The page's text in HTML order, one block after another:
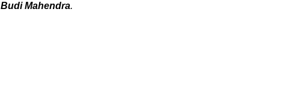
Budi Mahendra.